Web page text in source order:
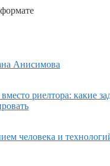
Анисимова
риелтора: какие
человека и